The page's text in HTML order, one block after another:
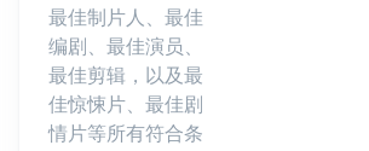
最佳制片人、最佳
编剧、最佳演员、
最佳剪辑，以及最
佳惊悚片、最佳剧
情片等所有符合条